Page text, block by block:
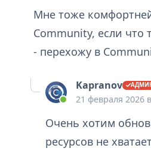
Мне тоже
Community, если что
- перехожу в
Kapranov
21 февраля 2026
Очень хотим
ресурсов не